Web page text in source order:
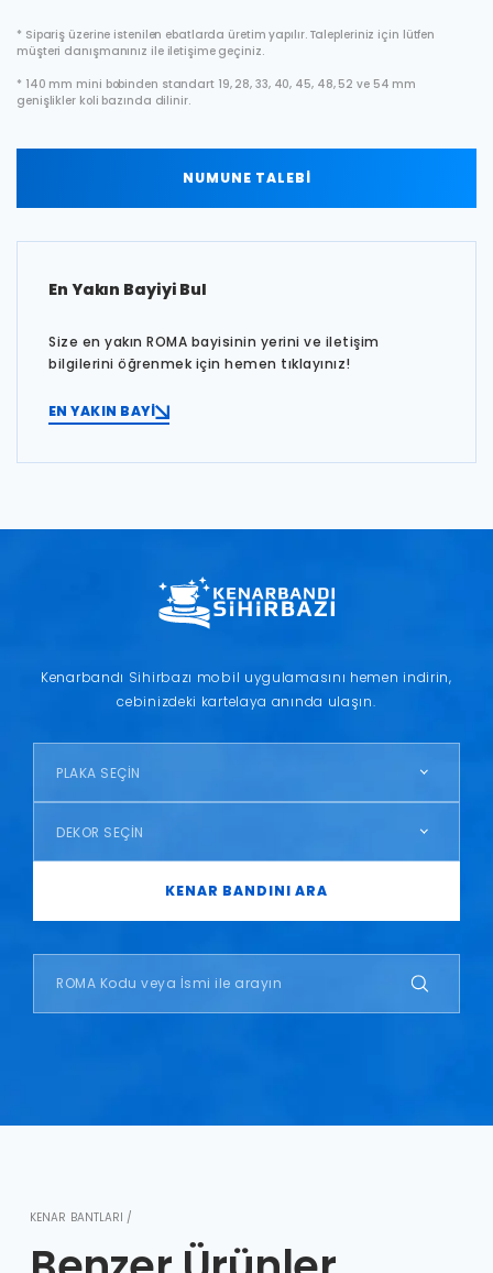
* Sipariş üzerine istenilen ebatlarda üretim yapılır. Talepleriniz için lütfen
müşteri danışmanınız ile iletişime geçiniz.
* 140 mm mini bobinden standart 19, 28, 33, 40, 45, 48, 52 ve 54 mm
genişlikler koli bazında dilinir.
NUMUNE TALEBİ
En Yakın Bayiyi Bul
Size en yakın ROMA bayisinin yerini ve iletişim
bilgilerini öğrenmek için hemen tıklayınız!
EN YAKIN BAYİ
Kenarbandı Sihirbazı mobil uygulamasını hemen indirin,
cebinizdeki kartelaya anında ulaşın.
PLAKA SEÇİN
DEKOR SEÇİN
KENAR BANDINI ARA
KENAR BANTLARI /